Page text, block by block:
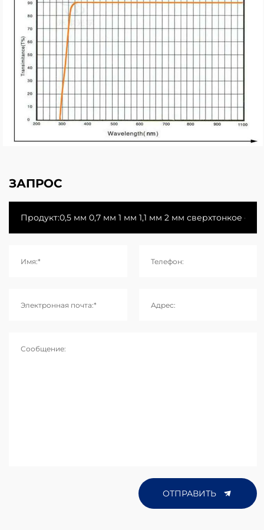
ЗАПРОС
Имя:* Телефон:
Электронная почта:* Адрес:
Сообщение:
ОТПРАВИТЬ